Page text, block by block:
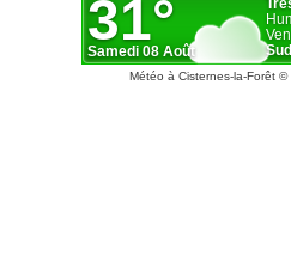
Météo à Cisternes-la-Forêt ©